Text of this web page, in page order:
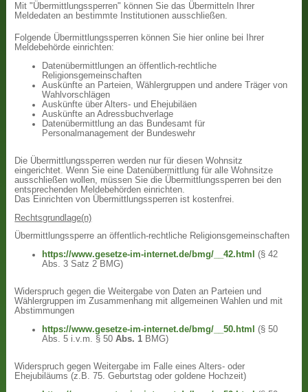
Mit "Übermittlungssperren" können Sie das Übermitteln Ihrer
Meldedaten an bestimmte Institutionen ausschließen.
Folgende Übermittlungssperren können Sie hier online bei Ihrer
Meldebehörde einrichten:
Datenübermittlungen an öffentlich-rechtliche
Religionsgemeinschaften
Auskünfte an Parteien, Wählergruppen und andere Träger von
Wahlvorschlägen
Auskünfte über Alters- und Ehejubiläen
Auskünfte an Adressbuchverlage
Datenübermittlung an das Bundesamt für
Personalmanagement der Bundeswehr
Die Übermittlungssperren werden nur für diesen Wohnsitz
eingerichtet. Wenn Sie eine Datenübermittlung für alle Wohnsitze
ausschließen wollen, müssen Sie die Übermittlungssperren bei den
entsprechenden Meldebehörden einrichten.
Das Einrichten von Übermittlungssperren ist kostenfrei.
Rechtsgrundlage(n)
Übermittlungssperre an öffentlich-rechtliche Religionsgemeinschaften
https://www.gesetze-im-internet.de/bmg/__42.html
(§ 42
Abs. 3 Satz 2 BMG)
Widerspruch gegen die Weitergabe von Daten an Parteien und
Wählergruppen im Zusammenhang mit allgemeinen Wahlen und mit
Abstimmungen
https://www.gesetze-im-internet.de/bmg/__50.html
(§ 50
Abs. 5 i.v.m. § 50Abs. 1 BMG)
Widerspruch gegen Weitergabe im Falle eines Alters- oder
Ehejubiläums (z.B. 75. Geburtstag oder goldene Hochzeit)